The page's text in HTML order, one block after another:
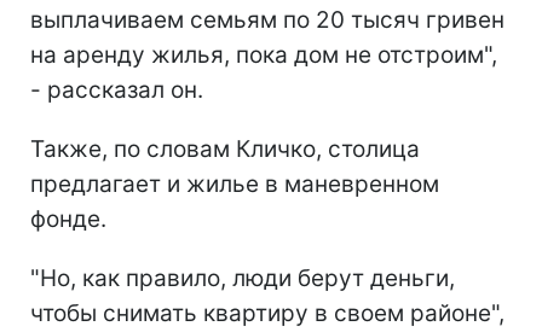
выплачиваем семьям по 20 тысяч гривен
на аренду жилья, пока дом не отстроим",
- рассказал он.
Также, по словам Кличко, столица
предлагает и жилье в маневренном
фонде.
"Но, как правило, люди берут деньги,
чтобы снимать квартиру в своем районе",